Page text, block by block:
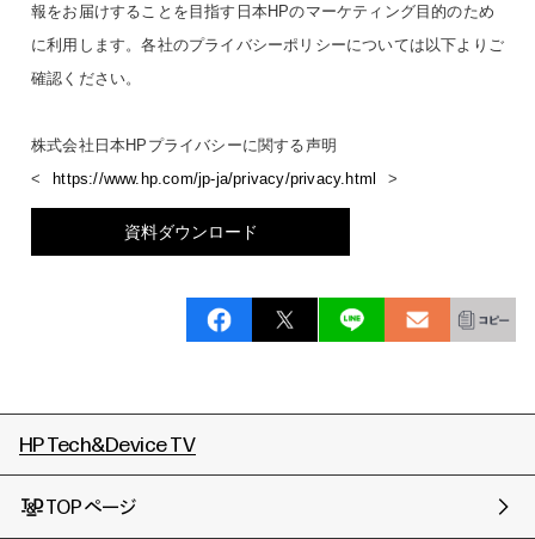
報をお届けすることを目指す日本HPのマーケティング目的のため
に利用します。各社のプライバシーポリシーについては以下よりご
確認ください。
株式会社日本HPプライバシーに関する声明
<
https://www.hp.com/jp-ja/privacy/privacy.html >
資料ダウンロード
HP Tech&Device TV
TOPページ